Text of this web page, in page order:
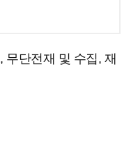
무단전재 및 수집, 재